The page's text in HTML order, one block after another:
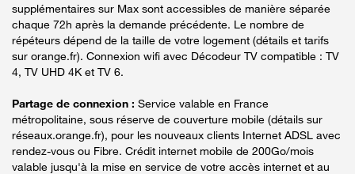
supplémentaires sur Max sont accessibles de manière séparée
chaque 72h après la demande précédente. Le nombre de
répéteurs dépend de la taille de votre logement (détails et tarifs
sur orange.fr). Connexion wifi avec Décodeur TV compatible : TV
4, TV UHD 4K et TV 6.
Partage de connexion : Service valable en France
métropolitaine, sous réserve de couverture mobile (détails sur
réseaux.orange.fr), pour les nouveaux clients Internet ADSL avec
rendez-vous ou Fibre. Crédit internet mobile de 200Go/mois
valable jusqu'à la mise en service de votre accès internet et au